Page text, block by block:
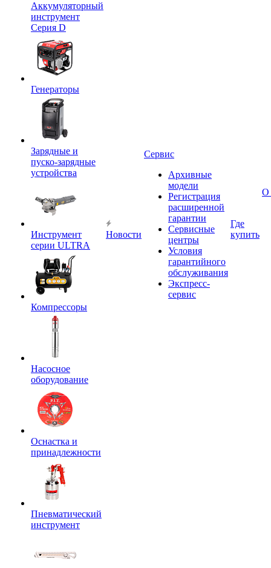
Аккумуляторный
инструмент
Серия D
Генераторы
Зарядные и
пуско-зарядные
устройства
Инструмент
серии ULTRA
Компрессоры
Насосное
оборудование
Оснастка и
принадлежности
Пневматический
инструмент
Новости
Сервис
Архивные
модели
Регистрация
расширенной
гарантии
Сервисные
центры
Условия
гарантийного
обслуживания
Экспресс-
сервис
Где
купить
О